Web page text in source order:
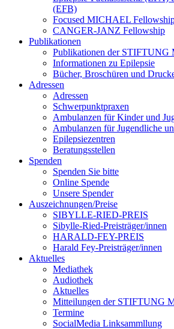
(EFB)
Focused MICHAEL
CANGER-JANZ Fellowship
Publikationen
Publikationen der
Informationen zu Epilepsie
Bücher, Broschüren und
Adressen
Adressen
Schwerpunktpraxen
Ambulanzen für Kinder und
Ambulanzen für Jugendliche
Epilepsiezentren
Beratungsstellen
Spenden
Spenden Sie bitte
Online Spende
Unsere Spender
Auszeichnungen/Preise
SIBYLLE-RIED-PREIS
Sibylle-Ried-Preisträger/innen
HARALD-FEY-PREIS
Harald Fey-Preisträger/innen
Aktuelles
Mediathek
Audiothek
Aktuelles
Mitteilungen der STIFTUNG
Termine
SocialMedia Linksammllung